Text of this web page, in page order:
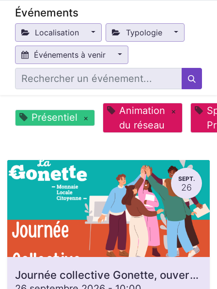
Événements
Localisation Typologie
Événements à venir
Présentiel ×
Animation
du réseau
×
SEPT.
26
Journée collective Gonette, ouverte à toutes et tous